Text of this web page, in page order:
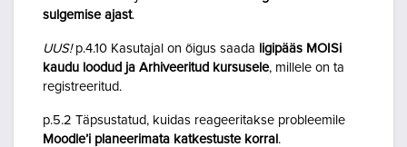
sulgemise ajast.
UUS!p.4.10 Kasutajal on õigus saada ligipääs MOISi
kaudu loodud ja Arhiveeritud kursusele, millele on ta
registreeritud.
p.5.2 Täpsustatud, kuidas reageeritakse probleemile
Moodle’i planeerimata katkestuste korral .